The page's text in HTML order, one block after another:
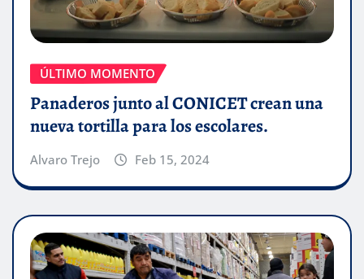
ÚLTIMO MOMENTO
Panaderos junto al CONICET crean una
nueva tortilla para los escolares.
Alvaro Trejo Feb 15, 2024